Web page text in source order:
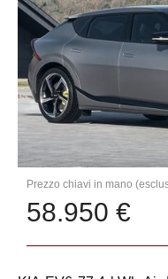
Prezzo chiavi in mano
58.950 €